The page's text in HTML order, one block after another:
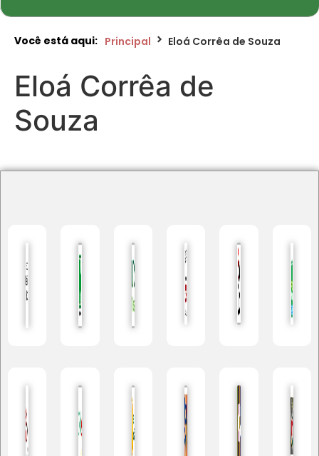
Você está aqui: Principal Eloá Corrêa de Souza
Eloá Corrêa de
Souza